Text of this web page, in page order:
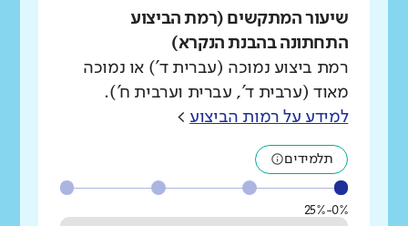
שיעור המתקשים (רמת הביצוע
התחתונה בהבנת הנקרא)
רמת ביצוע נמוכה (עברית ד') או נמוכה
מאוד (ערבית ד', עברית וערבית ח').
למידע על רמות הביצוע >
תלמידים
0%-25%